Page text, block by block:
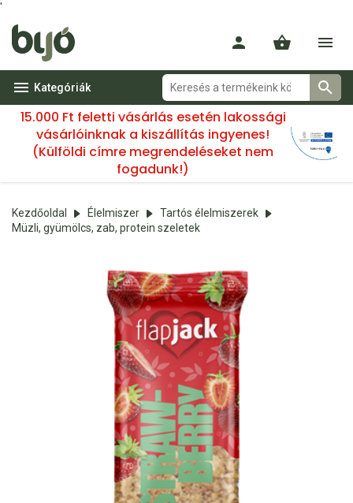
'
Kategóriák
15.000 Ft feletti vásárlás esetén lakossági
vásárlóinknak a kiszállítás ingyenes!
(Külföldi címre megrendeléseket nem
fogadunk!)
Kezdőoldal Élelmiszer
Tartós élelmiszerek
Müzli, gyümölcs, zab, protein szeletek